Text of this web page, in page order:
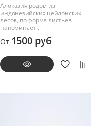
Алоказия родом из
индонезийских цейлонских
лесов, по форме листьев
напоминает...
От 1500 руб